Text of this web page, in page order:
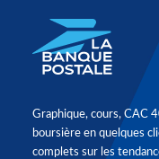
Graphique, cours, CAC
boursière en quelques
complets sur les